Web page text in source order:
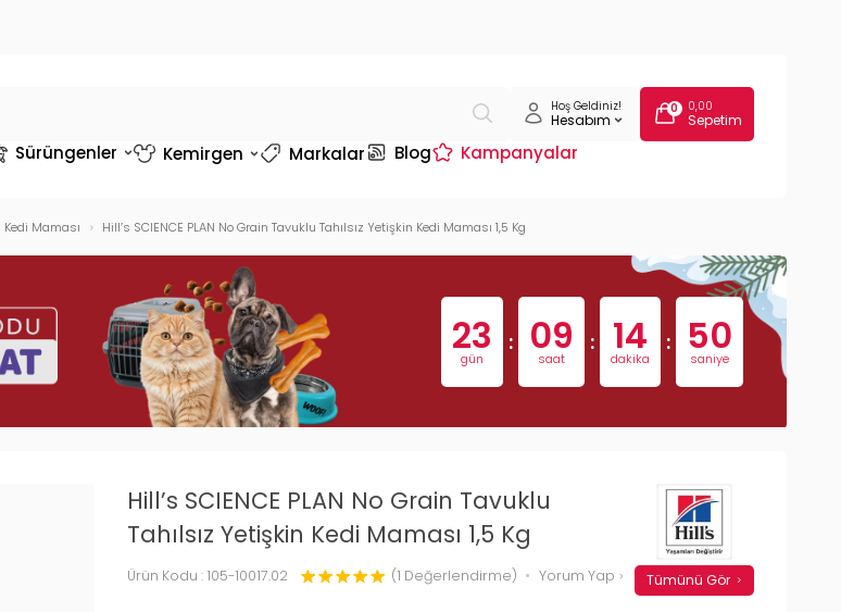
Hoş Geldiniz!
Hesabım
0 0,00
Sepetim
Sürüngenler Kemirgen Markalar Blog Kampanyalar
Maması Hill’s SCIENCE PLAN No Grain Tavuklu Tahılsız Yetişkin Kedi Maması 1,5 Kg
23
gün
: 09
saat
: 14
dakika
: 49
saniye
Hill’s SCIENCE PLAN No Grain Tavuklu
Tahılsız Yetişkin Kedi Maması 1,5 Kg
Ürün Kodu : 105-10017.02 (1 Değerlendirme) Yorum Yap Tümünü Gör